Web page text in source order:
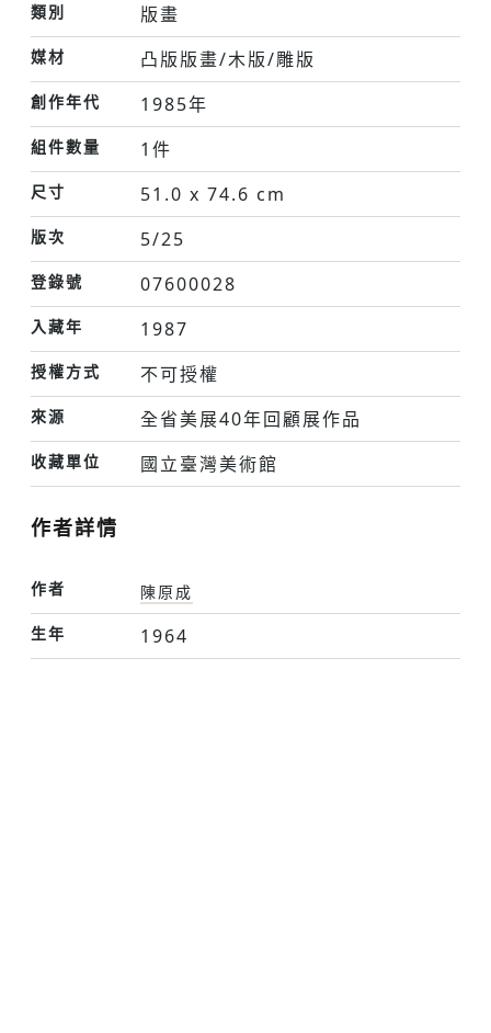
類別 版畫
媒材 凸版版畫/木版/雕版
創作年代 1985年
組件數量 1件
尺寸 51.0 x 74.6 cm
版次 5/25
登錄號 07600028
入藏年 1987
授權方式 不可授權
來源 全省美展40年回顧展作品
收藏單位 國立臺灣美術館
作者詳情
作者
陳原成
生年
1964